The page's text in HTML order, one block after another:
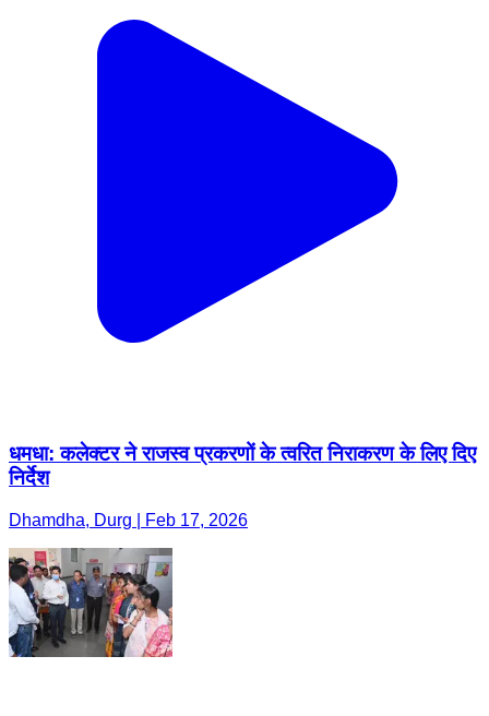
धमधा: कलेक्टर ने राजस्व प्रकरणों के त्वरित निराकरण के लिए दिए
निर्देश
Dhamdha, Durg | Feb 17, 2026